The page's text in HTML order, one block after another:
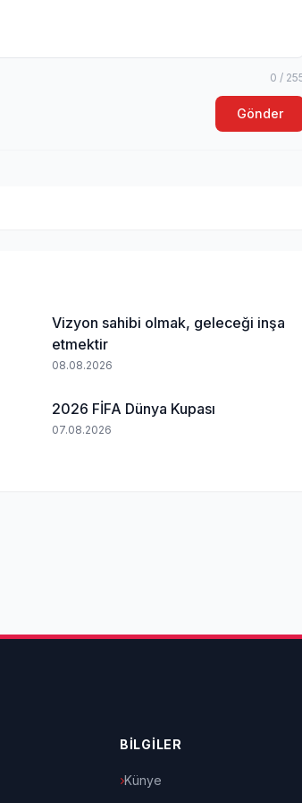
0 /
Gönder
Vizyon sahibi olmak, geleceği inşa
etmektir
08.08.2026
2026 FİFA Dünya Kupası
07.08.2026
BİLGİLER
Künye